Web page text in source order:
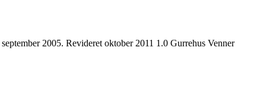
2005. Revideret oktober 2011 1.0 Gurrehus Venner